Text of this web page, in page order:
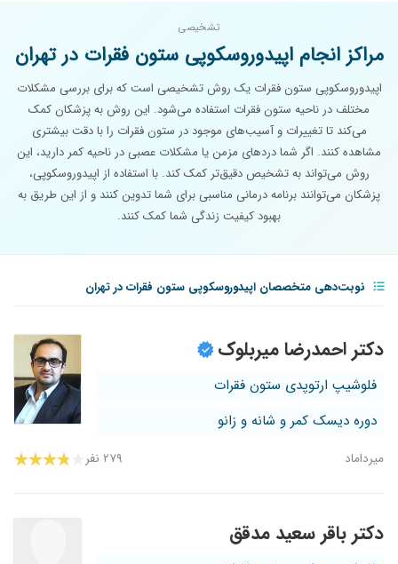
تشخیصی
مراکز انجام اپیدوروسکوپی ستون فقرات در تهران
اپیدوروسکوپی ستون فقرات یک روش تشخیصی است که برای بررسی مشکلات
مختلف در ناحیه ستون فقرات استفاده می‌شود. این روش به پزشکان کمک
می‌کند تا تغییرات و آسیب‌های موجود در ستون فقرات را با دقت بیشتری
مشاهده کنند. اگر شما دردهای مزمن یا مشکلات عصبی در ناحیه کمر دارید، این
روش می‌تواند به تشخیص دقیق‌تر کمک کند. با استفاده از اپیدوروسکوپی،
پزشکان می‌توانند برنامه درمانی مناسبی برای شما تدوین کنند و از این طریق به
بهبود کیفیت زندگی شما کمک کنند.
نوبت‌دهی متخصصان اپیدوروسکوپی ستون فقرات در تهران
دکتر احمدرضا میربلوک
فلوشیپ ارتوپدی ستون فقرات
دوره دیسک کمر و شانه و زانو
میرداماد ۲۷۹ نفر
دکتر باقر سعید مدقق